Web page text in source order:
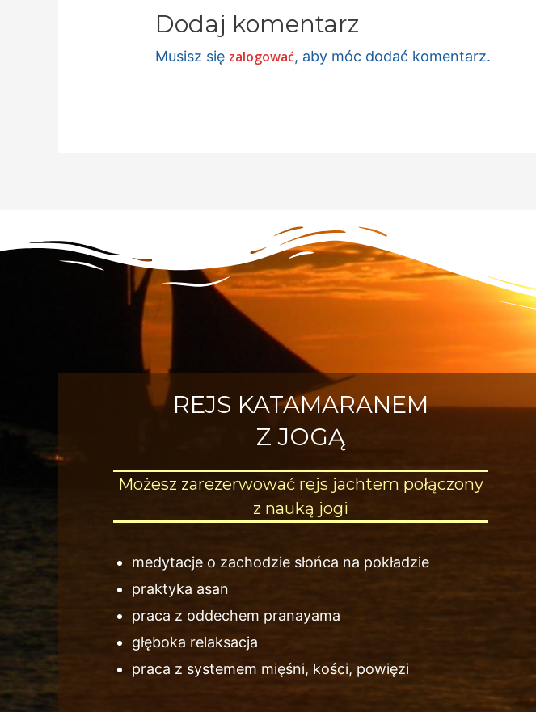
Dodaj komentarz
Musisz się zalogować, aby móc dodać komentarz.
REJS KATAMARANEM
Z JOGĄ
Możesz zarezerwować rejs jachtem połączony
z nauką jogi
medytacje o zachodzie słońca na pokładzie
praktyka asan
praca z oddechem pranayama
głęboka relaksacja
praca z systemem mięśni, kości, powięzi